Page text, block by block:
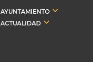
AYUNTAMIENTO
ACTUALIDAD